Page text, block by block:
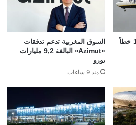
شركة «رايان إير» تطلق 17 خطاً
السوق المغربية تدعم تدفقات
«Azimut» البالغة 9,2 مليارات
يورو
منذ 9 ساعات